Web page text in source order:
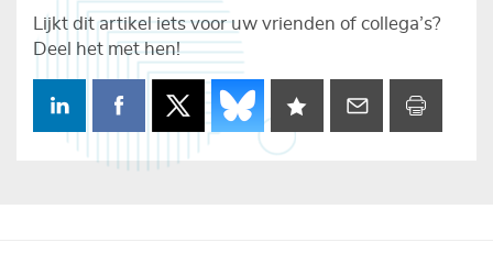
Lijkt dit artikel iets voor uw vrienden of collega’s?
Deel het met hen!